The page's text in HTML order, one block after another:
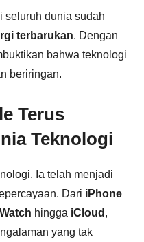
seluruh dunia sudah
terbarukan. Dengan
bahwa teknologi
beriringan.
Terus
Teknologi
Ia telah menjadi
Dari iPhone
hingga iCloud ,
yang tak